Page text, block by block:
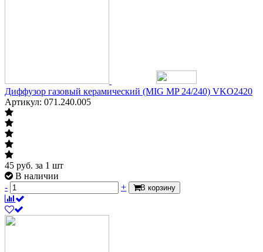
Диффузор газовый керамический (MIG MP 24/240) VKO2420
Артикул: 071.240.005
45 руб. за 1 шт
В наличии
-
+ В корзину